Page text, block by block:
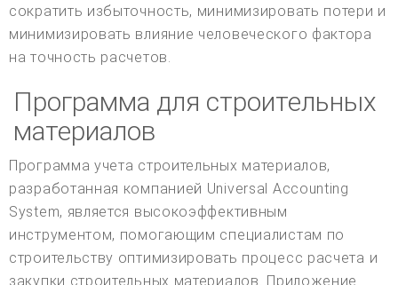
сократить избыточность, минимизировать потери и
минимизировать влияние человеческого фактора
на точность расчетов.
Программа для строительных
материалов
Программа учета строительных материалов,
разработанная компанией Universal Accounting
System, является высокоэффективным
инструментом, помогающим специалистам по
строительству оптимизировать процесс расчета и
закупки строительных материалов. Приложение